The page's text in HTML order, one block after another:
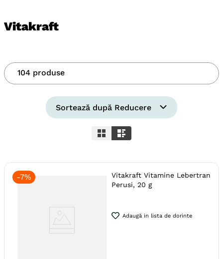
Vitakraft
104 produse
Sortează după Reducere
-7%
Vitakraft Vitamine Lebertran
Perusi, 20 g
Adaugă in lista de dorinte